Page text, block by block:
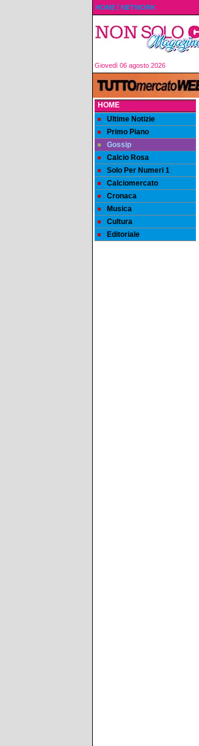
HOME NETWORK
Giovedì 06 agosto 2026
HOME
Ultime Notizie
Primo Piano
Gossip
Calcio Rosa
Solo Per Numeri 1
Calciomercato
Cronaca
Musica
Cultura
Editoriale